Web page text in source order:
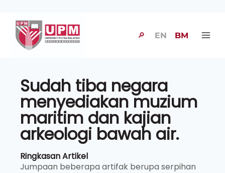
🔎 EN BM
Sudah tiba negara
menyediakan muzium
maritim dan kajian
arkeologi bawah air.
Ringkasan Artikel
Jumpaan beberapa artifak berupa serpihan